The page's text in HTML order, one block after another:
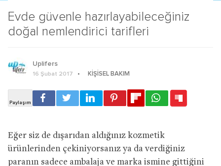
Evde güvenle hazırlayabileceğiniz
doğal nemlendirici tarifleri
Uplifers
16 Şubat 2017 KIŞISEL BAKIM
Eğer siz de dışarıdan aldığınız kozmetik
ürünlerinden çekiniyorsanız ya da verdiğiniz
paranın sadece ambalaja ve marka ismine gittiğini